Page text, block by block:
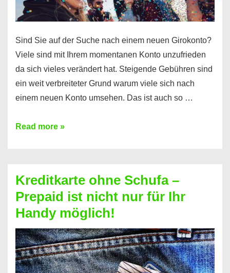
Sind Sie auf der Suche nach einem neuen Girokonto?
Viele sind mit Ihrem momentanen Konto unzufrieden
da sich vieles verändert hat. Steigende Gebühren sind
ein weit verbreiteter Grund warum viele sich nach
einem neuen Konto umsehen. Das ist auch so …
Konto
Neueröffnung
trotz
Schufaeintrag
möglich
Read more »
Kreditkarte ohne Schufa –
Prepaid ist nicht nur für Ihr
Handy möglich!